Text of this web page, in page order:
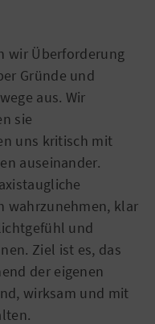
wir Überforderung
Gründe und
aus. Wir
sie
uns kritisch mit
auseinander.
wahrzunehmen, klar
und
Ziel ist es, das
der eigenen
wirksam und mit